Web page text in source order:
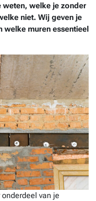
welke je zonder
niet. Wij geven je
welke muren essentieel
van je